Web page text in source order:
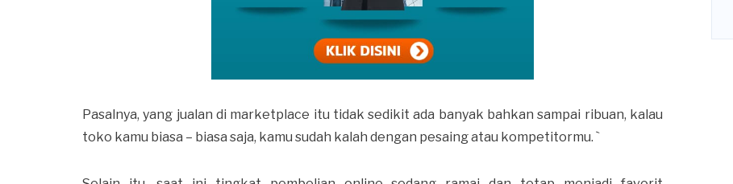
Pasalnya, yang jualan di marketplace itu tidak sedikit ada banyak bahkan sampai ribuan, kalau
toko kamu biasa – biasa saja, kamu sudah kalah dengan pesaing atau kompetitormu. `